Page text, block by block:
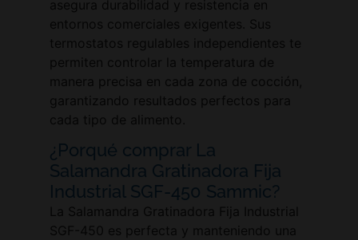
asegura durabilidad y resistencia en
entornos comerciales exigentes. Sus
termostatos regulables independientes te
permiten controlar la temperatura de
manera precisa en cada zona de cocción,
garantizando resultados perfectos para
cada tipo de alimento.
¿Porqué comprar La
Salamandra Gratinadora Fija
Industrial SGF-450 Sammic?
La Salamandra Gratinadora Fija Industrial
SGF-450 es perfecta y manteniendo una